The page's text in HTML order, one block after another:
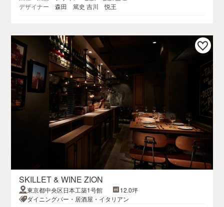
デザイナー
森田 篤史 吉川 悦王
SKILLET & WINE ZION
東京都中央区日本工築1号館
12.0坪
ダイニングバー・居酒屋・イタリアン